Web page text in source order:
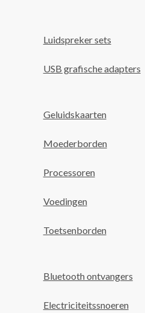
Luidspreker sets
USB grafische adapters
Geluidskaarten
Moederborden
Processoren
Voedingen
Toetsenborden
Bluetooth ontvangers
Electriciteitssnoeren